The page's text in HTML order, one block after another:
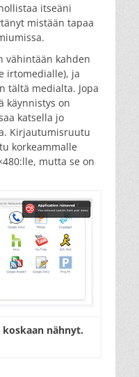
itseäni
mistään tapaa
vähintään kahden
irtomedialle), ja
tältä medialta. Jopa
käynnistys on
katsella jo
Kirjautumisruutu
korkeammalle
mutta se on
nähnyt.